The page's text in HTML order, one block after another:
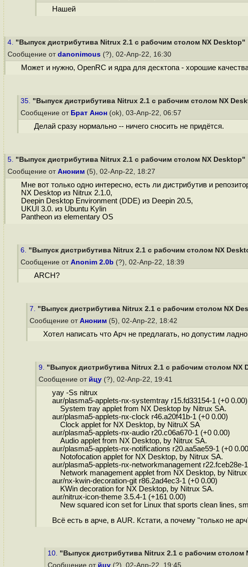
Нашей
4. "Выпуск дистрибутива Nitrux 2.1 с рабочим столом NX Desktop"
Сообщение от danonimous (?), 02-Апр-22, 16:30
Может и нужно, OpenRC и ядра для десктопа - хорошие
35. "Выпуск дистрибутива Nitrux 2.1 с рабочим столом NX
Сообщение от Брат Анон (ok), 03-Апр-22, 06:57
Делай сразу нормально -- ничего сносить не придётся.
5. "Выпуск дистрибутива Nitrux 2.1 с рабочим столом NX Desktop"
Сообщение от Аноним (5), 02-Апр-22, 18:27
Мне вот только одно интересно, есть ли дистрибутив и
NX Desktop из Nitrux 2.1.0,
Deepin Desktop Environment (DDE) из Deepin 20.5,
UKUI 3.0. из Ubuntu Kylin
Pantheon из elementary OS
6. "Выпуск дистрибутива Nitrux 2.1 с рабочим столом NX
Сообщение от Anonim 2.0b (?), 02-Апр-22, 18:39
ARCH?
7. "Выпуск дистрибутива Nitrux 2.1 с рабочим столом NX
Сообщение от Аноним (5), 02-Апр-22, 18:42
Хотел написать что Арч не предлагать, но допустим
9. "Выпуск дистрибутива Nitrux 2.1 с рабочим столом NX
Сообщение от йцу (?), 02-Апр-22, 19:41
yay -Ss nitrux
aur/plasma5-applets-nx-systemtray r15.fd33154-1 (+0 0.00)
System tray applet from NX Desktop by Nitrux SA.
aur/plasma5-applets-nx-clock r46.a20f41b-1 (+0 0.00)
Clock applet for NX Desktop, by NitruX SA
aur/plasma5-applets-nx-audio r20.c06a670-1 (+0 0.00)
Audio applet from NX Desktop, by Nitrux SA.
aur/plasma5-applets-nx-notifications r20.aa5ae59-1 (+0
Notofocation applet for NX Desktop, by Nitrux SA.
aur/plasma5-applets-nx-networkmanagement r22.fceb28e-
Network management applet from NX Desktop, by Nitrux
aur/nx-kwin-decoration-git r86.2ad4ec3-1 (+0 0.00)
KWin decoration for NX Desktop, by Nitrux SA.
aur/nitrux-icon-theme 3.5.4-1 (+161 0.00)
New squared icon set for Linux that sports clean lines,
Всё есть в арче, в AUR. Кстати, а почему "только не
10. "Выпуск дистрибутива Nitrux 2.1 с рабочим столом
Сообщение от йцу (?), 02-Апр-22, 19:45